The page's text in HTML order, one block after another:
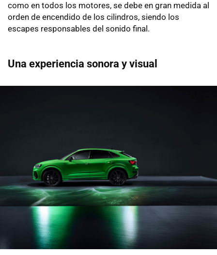
como en todos los motores, se debe en gran medida al
orden de encendido de los cilindros, siendo los
escapes responsables del sonido final.
Una experiencia sonora y visual